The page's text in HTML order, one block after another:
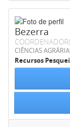
Bezerra
CIÊNCIAS
Recursos